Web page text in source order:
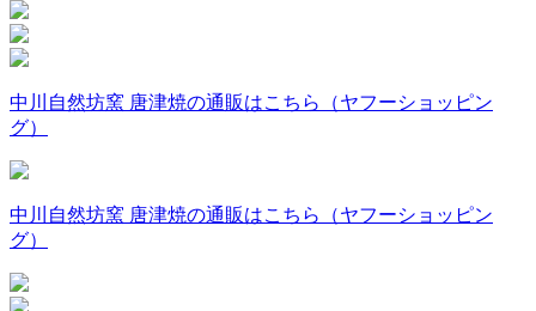
中川自然坊窯 唐津焼の通販はこちら（ヤフーショッピン
グ）
中川自然坊窯 唐津焼の通販はこちら（ヤフーショッピン
グ）